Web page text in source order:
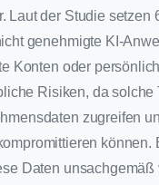
Laut der Studie setzen
genehmigte KI-
Konten oder
Risiken, da solche
zugreifen
können.
Daten unsachgemäß